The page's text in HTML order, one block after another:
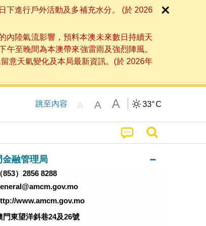
下進行戶外活動及多補充水分。 (於 2026
內陸氣流影響，預料本澳未來數日持續天
至晚間為本澳帶來強雷雨及強烈陣風。
意天氣變化及本局最新資訊。(於 2026年
跳至內容 A A A 33°C
金融管理局
（853）2856 8288
www.amcm.gov.mo
門東望洋斜巷24及26號